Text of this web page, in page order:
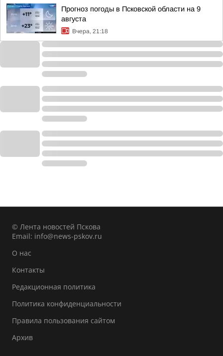
Прогноз погоды в Псковской области на 9
августа
Вчера, 21:18
© Лента новостей Пскова
Email: info@news-pskov.ru
О нас
Контакты
Редакционная политика
Политика конфиденциальности
Правила пользования сайтом
Архив